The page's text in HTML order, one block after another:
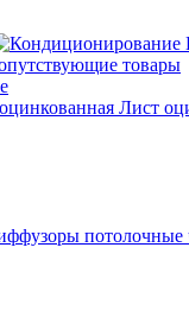
товары
Лист
потолочные